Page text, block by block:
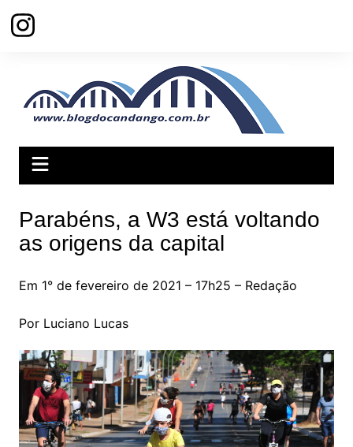
para
Parabéns, a W3 está voltando
as origens da capital
Em 1° de fevereiro de 2021 – 17h25 – Redação
Por Luciano Lucas